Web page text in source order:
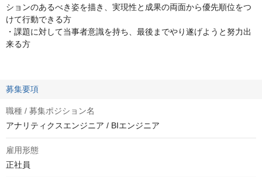
ションのあるべき姿を描き、実現性と成果の両面から優先順位をつ
けて行動できる方
・課題に対して当事者意識を持ち、最後までやり遂げようと努力出
来る方
募集要項
職種 / 募集ポジション名
アナリティクスエンジニア / BIエンジニア
雇用形態
正社員